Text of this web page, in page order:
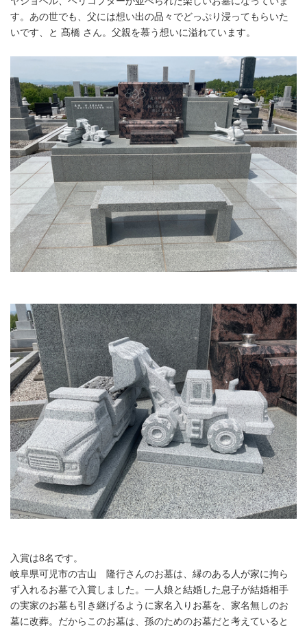
す。あの世でも、父には想い出の品々でどっぷり浸ってもらいた
いです、と 髙橋 さん。父親を慕う想いに溢れています。
入賞は8名です。
岐阜県可児市の古山 隆行さんのお墓は、縁のある人が家に拘ら
ず入れるお墓で入賞しました。一人娘と結婚した息子が結婚相手
の実家のお墓も引き継げるように家名入りお墓を、家名無しのお
墓に改葬。だからこのお墓は、孫のためのお墓だと考えていると